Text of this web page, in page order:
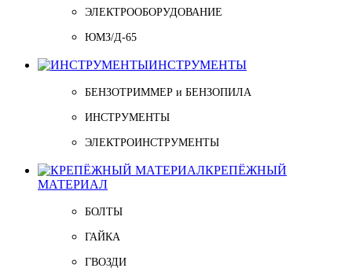
ЭЛЕКТРООБОРУДОВАНИЕ
ЮМЗ/Д-65
ИНСТРУМЕНТЫ
БЕНЗОТРИММЕР и БЕНЗОПИЛА
ИНСТРУМЕНТЫ
ЭЛЕКТРОИНСТРУМЕНТЫ
КРЕПЁЖНЫЙ
МАТЕРИАЛ
БОЛТЫ
ГАЙКА
ГВОЗДИ